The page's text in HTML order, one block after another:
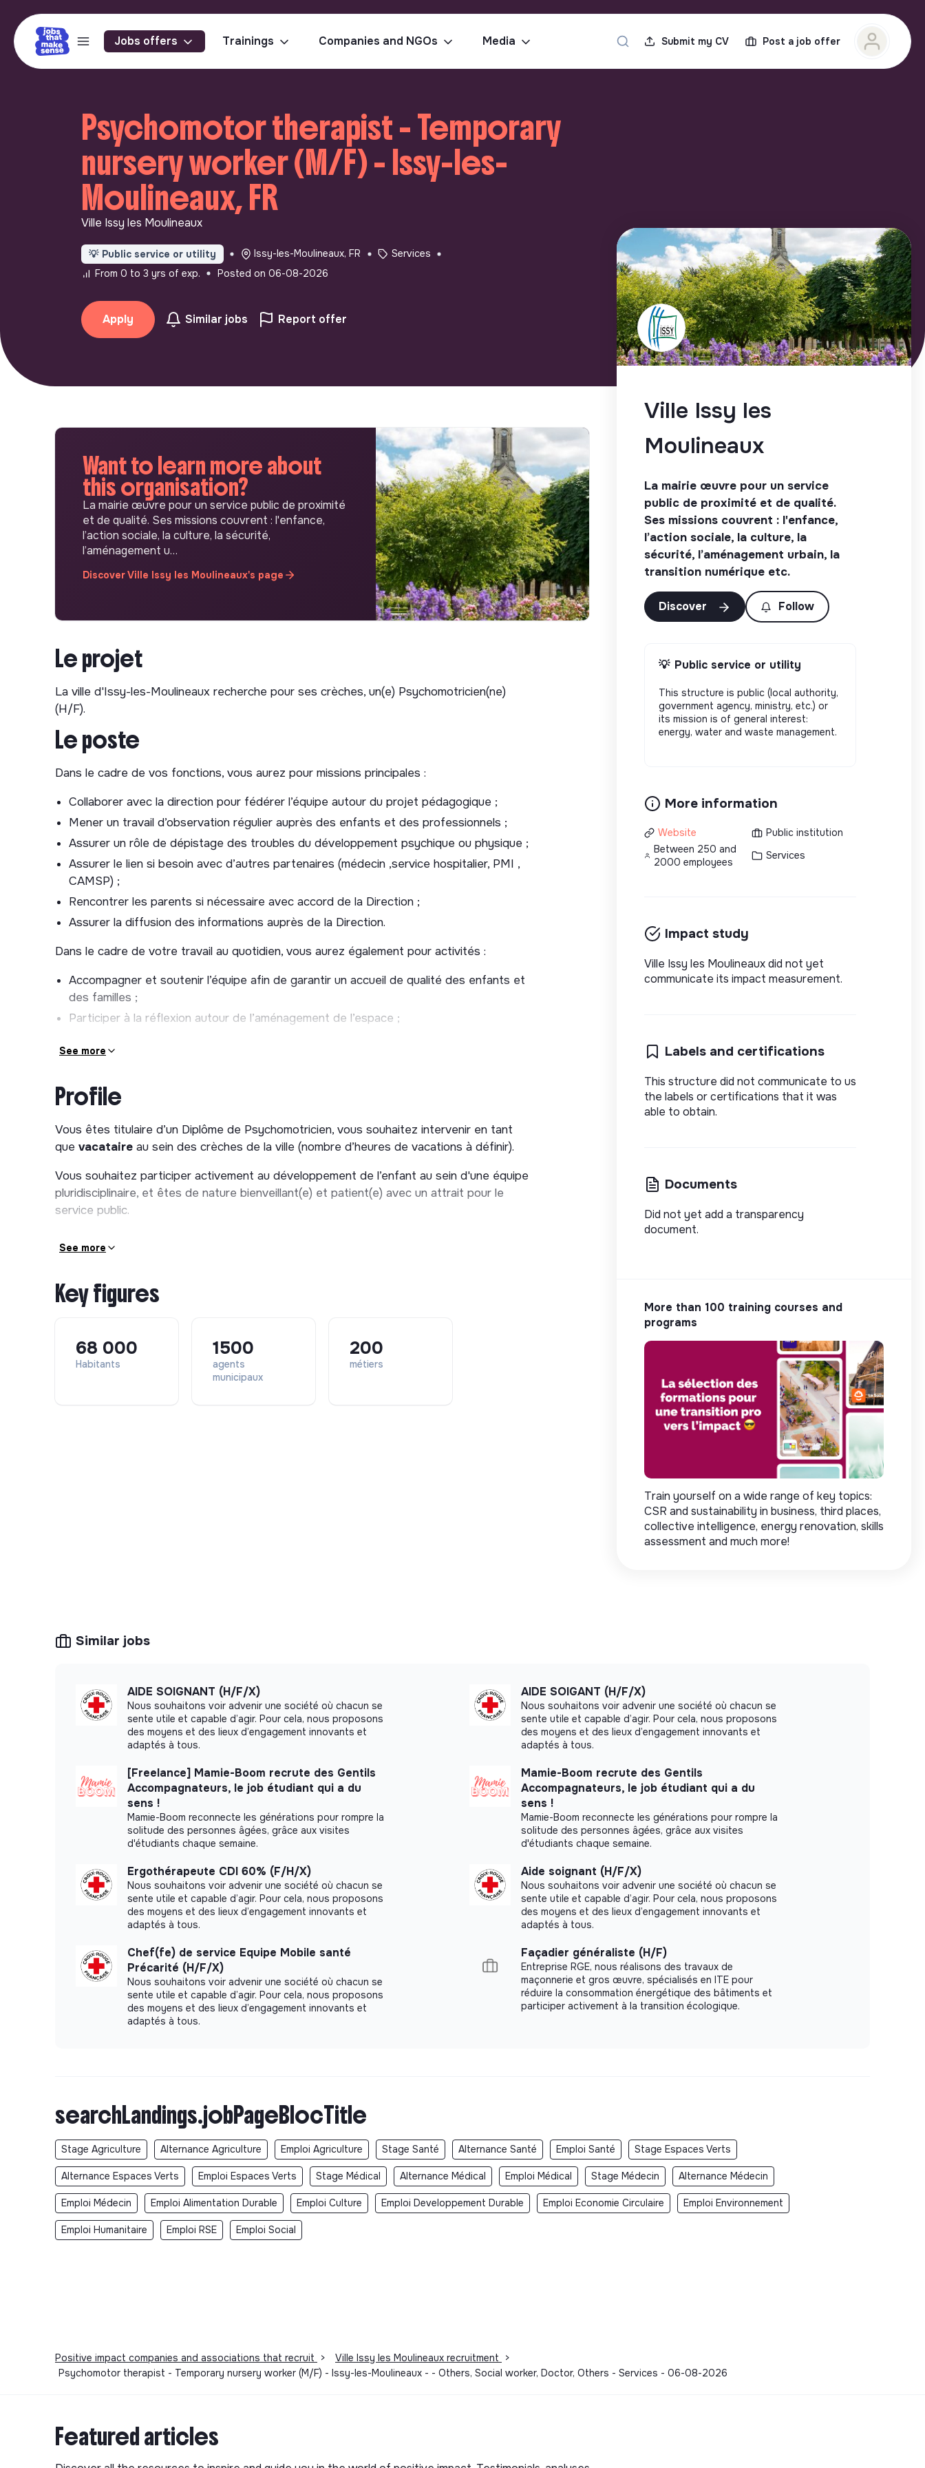
Jobs offers Trainings Companies and NGOs Media Submit my CV Post a job offer
Psychomotor therapist - Temporary
nursery worker (M/F) - Issy-les-
Moulineaux, FR
Ville Issy les Moulineaux
💡 Public service or utility Issy-les-Moulineaux, FR
Services
From 0 to 3 yrs of exp.
Posted on 06-08-2026
Apply Similar jobs Report offer
Want to learn more about
this organisation?
La mairie œuvre pour un service public de proximité
et de qualité. Ses missions couvrent : l'enfance,
l’action sociale, la culture, la sécurité,
l’aménagement u…
Discover Ville Issy les Moulineaux's page
Le projet
La ville d'Issy-les-Moulineaux recherche pour ses crèches, un(e) Psychomotricien(ne)
(H/F).
Le poste
Dans le cadre de vos fonctions, vous aurez pour missions principales :
Collaborer avec la direction pour fédérer l’équipe autour du projet pédagogique ;
Mener un travail d’observation régulier auprès des enfants et des professionnels ;
Assurer un rôle de dépistage des troubles du développement psychique ou physique ;
Assurer le lien si besoin avec d’autres partenaires (médecin ,service hospitalier, PMI ,
CAMSP) ;
Rencontrer les parents si nécessaire avec accord de la Direction ;
Assurer la diffusion des informations auprès de la Direction.
Dans le cadre de votre travail au quotidien, vous aurez également pour activités :
Accompagner et soutenir l’équipe afin de garantir un accueil de qualité des enfants et
des familles ;
Participer à la réflexion autour de l’aménagement de l’espace ;
Aider à la compréhension de certaines situations ;
See more
Profile
Vous êtes titulaire d’un Diplôme de Psychomotricien, vous souhaitez intervenir en tant
que vacataire au sein des crèches de la ville (nombre d’heures de vacations à définir).
Vous souhaitez participer activement au développement de l’enfant au sein d'une équipe
pluridisciplinaire, et êtes de nature bienveillant(e) et patient(e) avec un attrait pour le
service public.
See more
Key figures
68 000
Habitants
1500
agents
municipaux
200
métiers
Ville Issy les
Moulineaux
La mairie œuvre pour un service
public de proximité et de qualité.
Ses missions couvrent : l'enfance,
l’action sociale, la culture, la
sécurité, l’aménagement urbain, la
transition numérique etc.
Discover Follow
💡 Public service or utility
This structure is public (local authority,
government agency, ministry, etc.) or
its mission is of general interest:
energy, water and waste management.
More information
Website
Public institution
Between 250 and
2000 employees
Services
Impact study
Ville Issy les Moulineaux did not yet
communicate its impact measurement.
Labels and certifications
This structure did not communicate to us
the labels or certifications that it was
able to obtain.
Documents
Did not yet add a transparency
document.
More than 100 training courses and
programs
Train yourself on a wide range of key topics:
CSR and sustainability in business, third places,
collective intelligence, energy renovation, skills
assessment and much more!
Similar jobs
AIDE SOIGNANT (H/F/X)
Nous souhaitons voir advenir une société où chacun se
sente utile et capable d’agir. Pour cela, nous proposons
des moyens et des lieux d’engagement innovants et
adaptés à tous.
AIDE SOIGANT (H/F/X)
Nous souhaitons voir advenir une société où chacun se
sente utile et capable d’agir. Pour cela, nous proposons
des moyens et des lieux d’engagement innovants et
adaptés à tous.
[Freelance] Mamie-Boom recrute des Gentils
Accompagnateurs, le job étudiant qui a du
sens !
Mamie-Boom reconnecte les générations pour rompre la
solitude des personnes âgées, grâce aux visites
d'étudiants chaque semaine.
Mamie-Boom recrute des Gentils
Accompagnateurs, le job étudiant qui a du
sens !
Mamie-Boom reconnecte les générations pour rompre la
solitude des personnes âgées, grâce aux visites
d'étudiants chaque semaine.
Ergothérapeute CDI 60% (F/H/X)
Nous souhaitons voir advenir une société où chacun se
sente utile et capable d’agir. Pour cela, nous proposons
des moyens et des lieux d’engagement innovants et
adaptés à tous.
Aide soignant (H/F/X)
Nous souhaitons voir advenir une société où chacun se
sente utile et capable d’agir. Pour cela, nous proposons
des moyens et des lieux d’engagement innovants et
adaptés à tous.
Chef(fe) de service Equipe Mobile santé
Précarité (H/F/X)
Nous souhaitons voir advenir une société où chacun se
sente utile et capable d’agir. Pour cela, nous proposons
des moyens et des lieux d’engagement innovants et
adaptés à tous.
Façadier généraliste (H/F)
Entreprise RGE, nous réalisons des travaux de
maçonnerie et gros œuvre, spécialisés en ITE pour
réduire la consommation énergétique des bâtiments et
participer activement à la transition écologique.
searchLandings.jobPageBlocTitle
Stage Agriculture Alternance Agriculture Emploi Agriculture Stage Santé Alternance Santé Emploi Santé Stage Espaces Verts
Alternance Espaces Verts Emploi Espaces Verts Stage Médical Alternance Médical Emploi Médical Stage Médecin Alternance Médecin
Emploi Médecin Emploi Alimentation Durable Emploi Culture Emploi Developpement Durable Emploi Economie Circulaire Emploi Environnement
Emploi Humanitaire Emploi RSE Emploi Social
Positive impact companies and associations that recruit > Ville Issy les Moulineaux recruitment
>
Psychomotor therapist - Temporary nursery worker (M/F) - Issy-les-Moulineaux - - Others, Social worker, Doctor, Others - Services - 06-08-2026
Featured articles